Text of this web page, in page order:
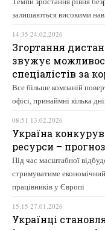
залишаються високими
14:35 24.02.2026
Згортання
звужує
спеціалістів за
Все більше компаній
офісі, принаймні кілька
08:51 13.02.2026
Україна
ресурси –
Під час масштабної
стримуватиме
працівників у Європі
15:15 27.01.2026
Українці